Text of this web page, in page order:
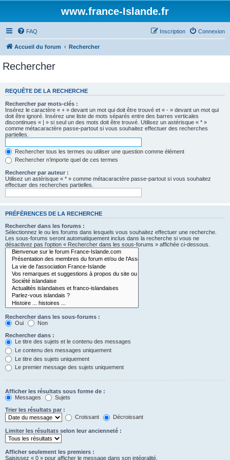
www.france-Islande.fr
FAQ Connexion
Inscription
Accueil du forum Rechercher
Rechercher
REQUÊTE DE LA RECHERCHE
Rechercher par mots-clés :
Insérez le caractère « + » devant un mot qui doit être trouvé et « - » devant un mot qui
doit être ignoré. Insérez une liste de mots séparés entre des barres verticales
discontinues « | » si seul un des mots doit être trouvé. Utilisez un astérisque « * »
comme métacaractère passe-partout si vous souhaitez effectuer des recherches
partielles.
Rechercher tous les termes ou utiliser une question comme élément
Rechercher n’importe quel de ces termes
Rechercher par auteur :
Utilisez un astérisque « * » comme métacaractère passe-partout si vous souhaitez
effectuer des recherches partielles.
PRÉFÉRENCES DE LA RECHERCHE
Rechercher dans les forums :
Sélectionnez le ou les forums dans lesquels vous souhaitez effectuer une recherche.
Les sous-forums seront automatiquement inclus dans la recherche si vous ne
désactivez pas l’option « Rechercher dans les sous-forums » affichée ci-dessous.
Rechercher dans les sous-forums :
Oui
Non
Rechercher dans :
Le titre des sujets et le contenu des messages
Le contenu des messages uniquement
Le titre des sujets uniquement
Le premier message des sujets uniquement
Afficher les résultats sous forme de :
Messages
Sujets
Trier les résultats par :
Croissant
Décroissant
Limiter les résultats selon leur ancienneté :
Afficher seulement les premiers :
Saisissez « 0 » pour afficher le message dans son intégralité.